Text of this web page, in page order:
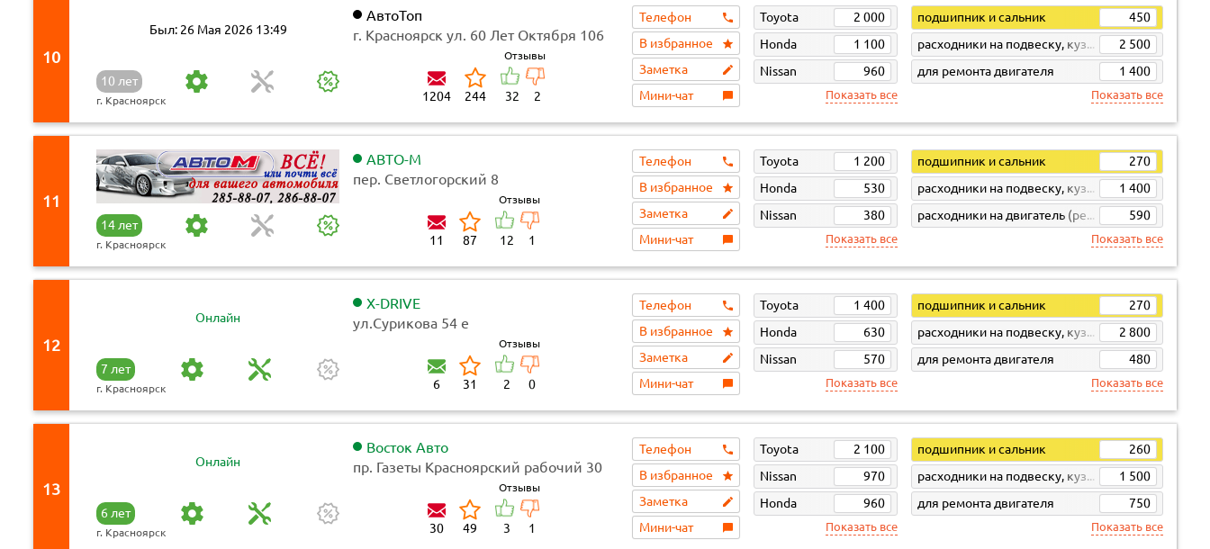
10
Был: 26 Мая 2026 13:49
10 лет
г. Красноярск
АвтоТоп
г. Красноярск ул. 60 Лет Октября 106
1204 244
Отзывы
32 2
Телефон
В избранное
Заметка
Мини-чат
Toyota
2 000
Honda
1 100
Nissan
960
Показать все
подшипник и сальник
450
расходники на подвеску, кузов, кпп
2 500
для ремонта двигателя
1 400
Показать все
11
14 лет
г. Красноярск
АВТО-М
пер. Светлогорский 8
11 87
Отзывы
12 1
Телефон
В избранное
Заметка
Мини-чат
Toyota
1 200
Honda
530
Nissan
380
Показать все
подшипник и сальник
270
расходники на подвеску, кузов, кпп
1 400
расходники на двигатель (ремни, свечи, фильтра)
590
Показать все
12
Онлайн
7 лет
г. Красноярск
X-DRIVE
ул.Сурикова 54 е
6 31
Отзывы
2 0
Телефон
В избранное
Заметка
Мини-чат
Toyota
1 400
Honda
630
Nissan
570
Показать все
подшипник и сальник
270
расходники на подвеску, кузов, кпп
2 800
для ремонта двигателя
480
Показать все
13
Онлайн
6 лет
г. Красноярск
Восток Авто
пр. Газеты Красноярский рабочий 30
30 49
Отзывы
3 1
Телефон
В избранное
Заметка
Мини-чат
Toyota
2 100
Nissan
970
Honda
960
Показать все
подшипник и сальник
260
расходники на подвеску, кузов, кпп
1 500
для ремонта двигателя
750
Показать все